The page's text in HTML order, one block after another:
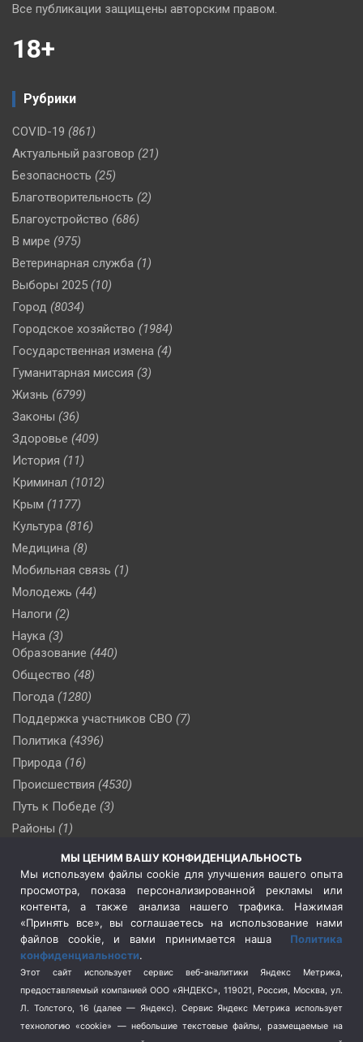
Все публикации защищены авторским правом.
18+
Рубрики
COVID-19 (861)
Актуальный разговор (21)
Безопасность (25)
Благотворительность (2)
Благоустройство (686)
В мире (975)
Ветеринарная служба (1)
Выборы 2025 (10)
Город (8034)
Городское хозяйство (1984)
Государственная измена (4)
Гуманитарная миссия (3)
Жизнь (6799)
Законы (36)
Здоровье (409)
История (11)
Криминал (1012)
Крым (1177)
Культура (816)
Медицина (8)
Мобильная связь (1)
Молодежь (44)
Налоги (2)
Наука (3)
Образование (440)
Общество (48)
Погода (1280)
Поддержка участников СВО (7)
Политика (4396)
Природа (16)
Происшествия (4530)
Путь к Победе (3)
Районы (1)
(509)
Сельское хозяйство (3)
Социальная политика
(3)
Спецоперация в Украине
Спецоперация на Украине
(404)
Спорт (740)
Терроризм (1)
Транспорт (262)
МЫ ЦЕНИМ ВАШУ КОНФИДЕНЦИАЛЬНОСТЬ
Мы используем файлы cookie для улучшения вашего опыта
просмотра, показа персонализированной рекламы или
контента, а также анализа нашего трафика. Нажимая
«Принять все», вы соглашаетесь на использование нами
файлов cookie, и вами принимается наша Политика
конфиденциальности.
Этот сайт использует сервис веб-аналитики Яндекс Метрика,
предоставляемый компанией ООО «ЯНДЕКС», 119021, Россия, Москва, ул.
Л. Толстого, 16 (далее — Яндекс). Сервис Яндекс Метрика использует
технологию «cookie» — небольшие текстовые файлы, размещаемые на